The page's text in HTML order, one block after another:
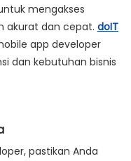
mengakses
akurat dan cepat. doIT
app developer
dan kebutuhan bisnis
pastikan Anda